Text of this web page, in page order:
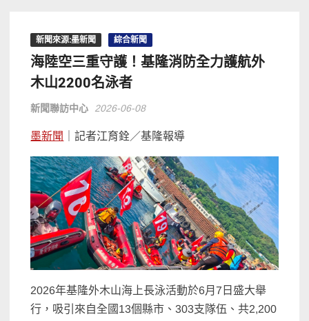
新聞來源:墨新聞 綜合新聞
海陸空三重守護！基隆消防全力護航外
木山2200名泳者
新聞聯訪中心 2026-06-08
墨新聞 ｜記者江育銓／基隆報導
2026年基隆外木山海上長泳活動於6月7日盛大舉
行，吸引來自全國13個縣市、303支隊伍、共2,200